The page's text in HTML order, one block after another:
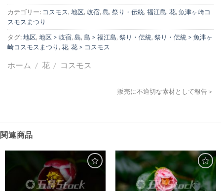
カテゴリー: コスモス, 地区, 岐宿, 島, 祭り・伝統, 福江島, 花, 魚津ヶ崎コ
スモスまつり
タグ:地区, 地区 > 岐宿, 島, 島 > 福江島, 祭り・伝統, 祭り・伝統 > 魚津ヶ
崎コスモスまつり, 花, 花 > コスモス
ホーム / 花 / コスモス
販売に不適切な素材として報告＞
関連商品